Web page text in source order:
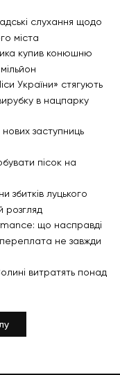
слухання щодо
міста
купив конюшню
України» стягують
в нацпарку
заступниць
пісок на
збитків луцького
розгляд
що насправді
не завжди
витратять понад